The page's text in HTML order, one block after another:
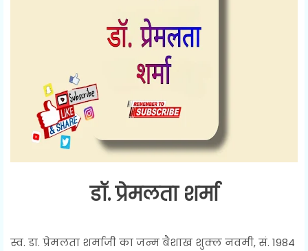
डॉ. प्रेमलता शर्मा
स्व. डा. प्रेमलता शर्माजी का जन्म बैशाख शुक्ल नवमी, सं. 1984